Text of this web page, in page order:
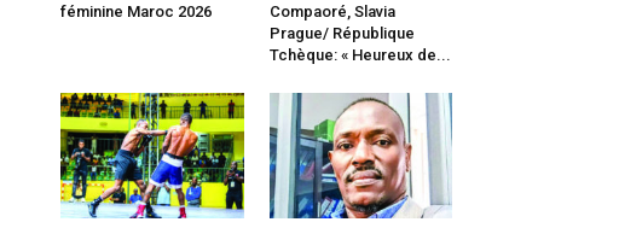
féminine Maroc 2026
Compaoré, Slavia
Prague/ République
Tchèque: « Heureux de...